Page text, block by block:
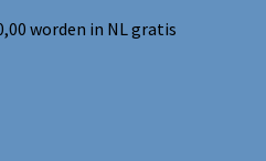
worden in NL gratis